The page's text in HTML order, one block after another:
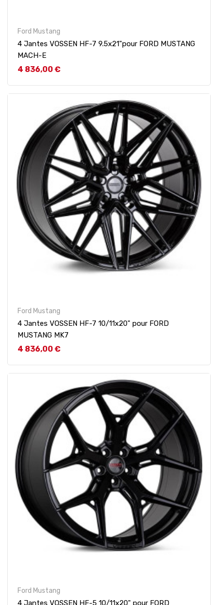
Ford Mustang
4 Jantes VOSSEN HF-7 9.5x21"pour FORD MUSTANG
MACH-E
Prix
4 836,00 €
Ford Mustang
4 Jantes VOSSEN HF-7 10/11x20" pour FORD
MUSTANG MK7
Prix
4 836,00 €
Ford Mustang
4 Jantes VOSSEN HF-5 10/11x20" pour FORD